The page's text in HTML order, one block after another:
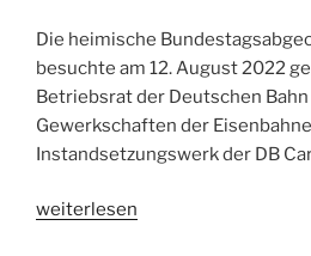
Die heimische
besuchte am 12. August 2022
Betriebsrat der Deutschen Bahn
Gewerkschaften der
Instandsetzungswerk der DB
„Pressemitteilung:
weiterlesen